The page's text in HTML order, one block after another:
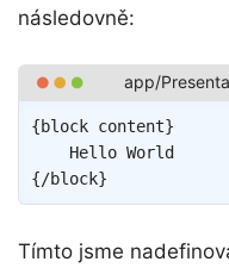
následovně:
{block content}
{/block}
Tímto jsme